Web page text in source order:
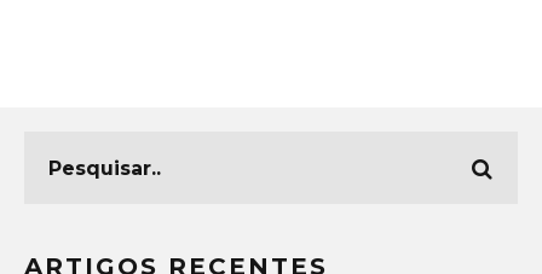
ARTIGOS RECENTES